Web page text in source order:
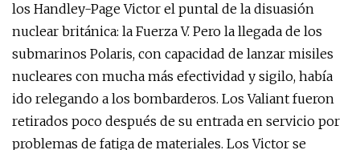
los Handley-Page Victor el puntal de la disuasión
nuclear británica: la Fuerza V. Pero la llegada de los
submarinos Polaris, con capacidad de lanzar misiles
nucleares con mucha más efectividad y sigilo, había
ido relegando a los bombarderos. Los Valiant fueron
retirados poco después de su entrada en servicio por
problemas de fatiga de materiales. Los Victor se